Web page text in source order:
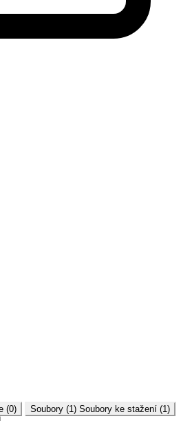
(0) Soubory (1) Soubory ke stažení (1)